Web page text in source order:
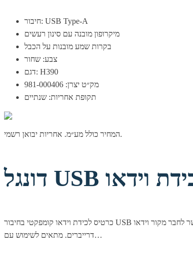
חיבור: USB Type-A
מיקרופון מובנה עם סינון רעשים
בקרות שמע מובנות על הכבל
צבע: שחור
דגם: H390
מק״ט יצרן: 981-000406
תקופת אחריות: שנתיים
המחיר כולל מע״מ. אחריות יבואן רשמי.
כרטיס לכידת וידאו קומפקטי בחיבור USB למחשב. מאפשר לחבר מקור וידאו HDMI ולהמירו לחיבור USB במחשב. באמצעות מגוון תוכנות שונות ניתן לצפות ו/או להקליט את הוידאו. התקנה אוטומטית ללא צורך בהתקנת
דרייברים. מתאים לשימוש עם…